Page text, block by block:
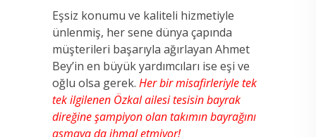
Eşsiz konumu ve kaliteli hizmetiyle
ünlenmiş, her sene dünya çapında
müşterileri başarıyla ağırlayan Ahmet
Bey’in en büyük yardımcıları ise eşi ve
oğlu olsa gerek. Her bir misafirleriyle tek
tek ilgilenen Özkal ailesi tesisin bayrak
direğine şampiyon olan takımın bayrağını
asmaya da ihmal etmiyor!